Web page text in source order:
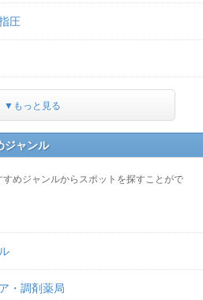
圧
▼もっと見る
ジャンル
めジャンルからスポットを探すことがで
・調剤薬局